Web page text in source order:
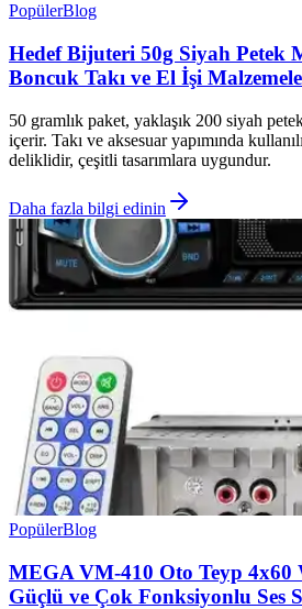
PopülerBlog
Hedef Bijuteri 50g Siyah Petek
Boncuk Takı ve El İşi
50 gramlık paket, yaklaşık 200 siyah
içerir. Takı ve aksesuar yapımında
deliklidir, çeşitli tasarımlara uygundur.
Daha fazla bilgi edinin
PopülerBlog
MEGA VM-410 Oto Teyp 4x60
Güçlü ve Çok Fonksiyonlu Ses